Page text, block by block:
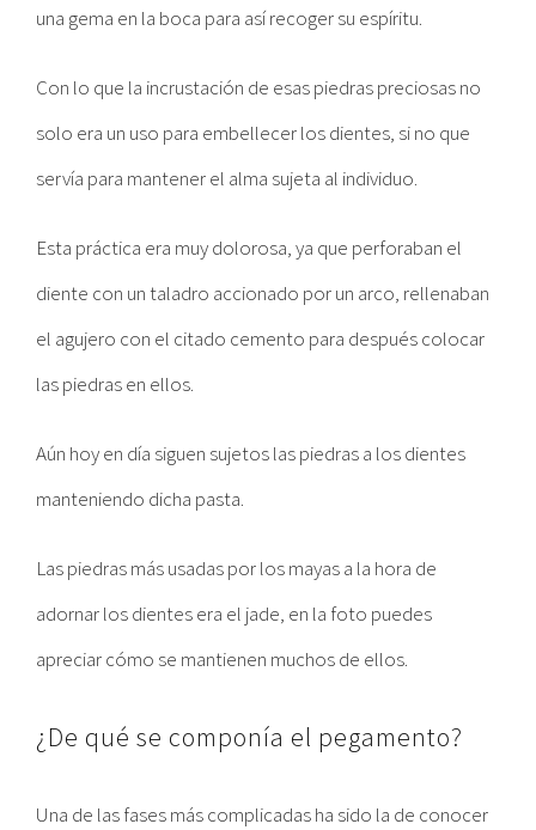
una gema en la boca para así recoger su espíritu.
Con lo que la incrustación de esas piedras preciosas no
solo era un uso para embellecer los dientes, si no que
servía para mantener el alma sujeta al individuo.
Esta práctica era muy dolorosa, ya que perforaban el
diente con un taladro accionado por un arco, rellenaban
el agujero con el citado cemento para después colocar
las piedras en ellos.
Aún hoy en día siguen sujetos las piedras a los dientes
manteniendo dicha pasta.
Las piedras más usadas por los mayas a la hora de
adornar los dientes era el jade, en la foto puedes
apreciar cómo se mantienen muchos de ellos.
¿De qué se componía el pegamento?
Una de las fases más complicadas ha sido la de conocer